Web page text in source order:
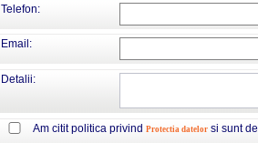
Telefon:
Email:
Detalii:
Am citit politica privind Protectia datelor si sunt